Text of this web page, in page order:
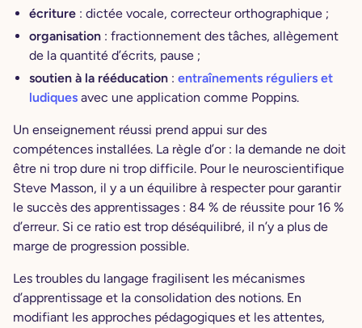
écriture : dictée vocale, correcteur orthographique ;
organisation : fractionnement des tâches, allègement
de la quantité d’écrits, pause ;
soutien à la rééducation : entraînements réguliers et
ludiques avec une application comme Poppins.
Un enseignement réussi prend appui sur des
compétences installées. La règle d’or : la demande ne doit
être ni trop dure ni trop difficile. Pour le neuroscientifique
Steve Masson, il y a un équilibre à respecter pour garantir
le succès des apprentissages : 84 % de réussite pour 16 %
d’erreur. Si ce ratio est trop déséquilibré, il n’y a plus de
marge de progression possible.
Les troubles du langage fragilisent les mécanismes
d’apprentissage et la consolidation des notions. En
modifiant les approches pédagogiques et les attentes,